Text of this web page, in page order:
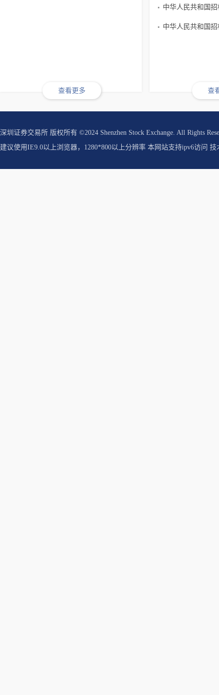
查看更多
中华人民共和国
中华人民共和国
查
深圳证券交易所 版权所有 ©2024 Shenzhen Stock Exchange. All Rights
建议使用IE9.0以上浏览器，1280*800以上分辨率 本网站支持ipv6访问 技